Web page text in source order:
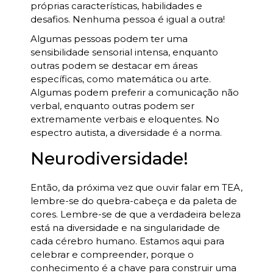
próprias características, habilidades e
desafios. Nenhuma pessoa é igual a outra!
Algumas pessoas podem ter uma
sensibilidade sensorial intensa, enquanto
outras podem se destacar em áreas
específicas, como matemática ou arte.
Algumas podem preferir a comunicação não
verbal, enquanto outras podem ser
extremamente verbais e eloquentes. No
espectro autista, a diversidade é a norma.
Neurodiversidade!
Então, da próxima vez que ouvir falar em TEA,
lembre-se do quebra-cabeça e da paleta de
cores. Lembre-se de que a verdadeira beleza
está na diversidade e na singularidade de
cada cérebro humano. Estamos aqui para
celebrar e compreender, porque o
conhecimento é a chave para construir uma